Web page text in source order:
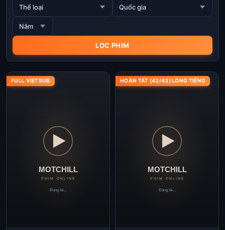
FULL VIETSUB HOÀN TẤT (43/43) LỒNG TIẾNG